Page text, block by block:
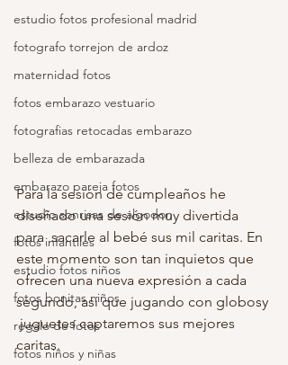
estudio fotos profesional madrid
fotografo torrejon de ardoz
maternidad fotos
fotos embarazo vestuario
fotografias retocadas embarazo
belleza de embarazada
embarazo pareja fotos
estudio sonrisas de algodon
fotos infantiles
estudio fotos niños
fotos bonitas niños
regalo de fotos
fotos niños y niñas
Para la sesión de cumpleaños he
diseñado una sesión muy divertida
para  sacarle al bebé sus mil caritas. En
este momento son tan inquietos que
ofrecen una nueva expresión a cada
segundo, así que jugando con globosy
juguetes captaremos sus mejores
caritas.